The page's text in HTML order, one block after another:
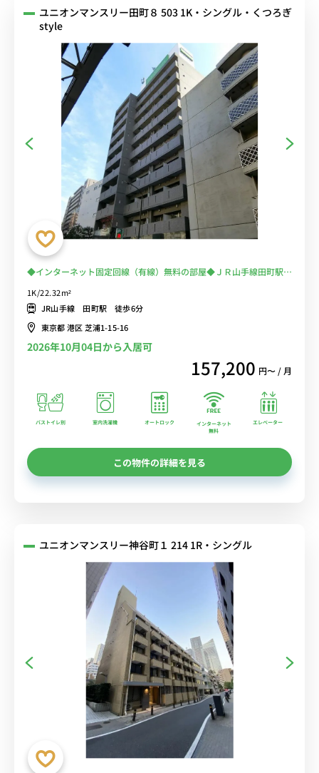
ユニオンマンスリー田町８ 503 1K・シングル・くつろぎ
style
◆インターネット固定回線（有線）無料の部屋◆ＪＲ山手線田町駅徒
トロックあり【マイクロバブルシャワーヘッドがあるお部屋】
1K/22.32m²
JR山手線 田町駅 徒歩6分
東京都 港区 芝浦1-15-16
2026年10月04日から入居可
157,200 円〜 / 月
バストイレ別 室内洗濯機 オートロック
インターネット
無料
エレベーター
この物件の詳細を見る
ユニオンマンスリー神谷町１ 214 1R・シングル